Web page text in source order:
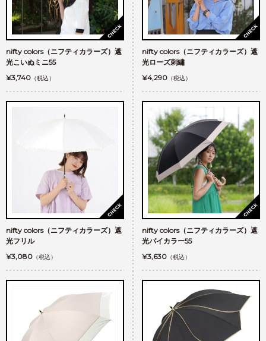
nifty colors（ニフティカラーズ）遮
光こいぬミニ55
¥3,740 （税込）
nifty colors（ニフティカラーズ）遮
光ローズ刺繡
¥4,290 （税込）
nifty colors（ニフティカラーズ）遮
光フリル
¥3,080 （税込）
nifty colors（ニフティカラーズ）遮
光バイカラー55
¥3,630 （税込）